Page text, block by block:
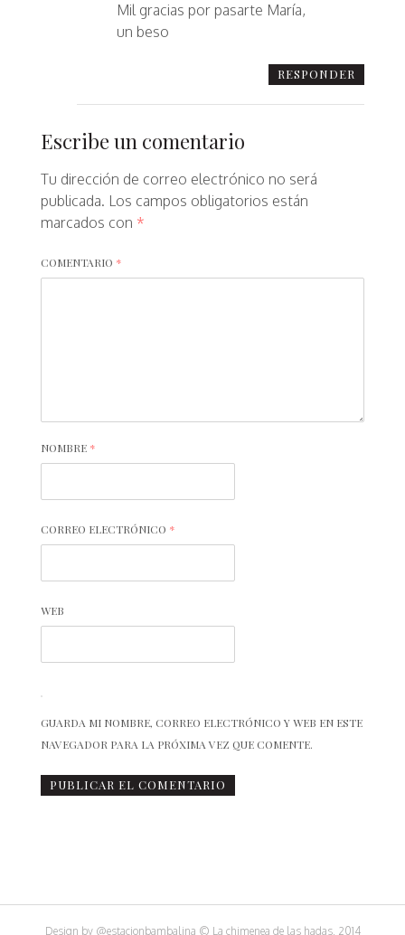
Mil gracias por pasarte María,
un beso
RESPONDER
Escribe un comentario
Tu dirección de correo electrónico no será
publicada. Los campos obligatorios están
marcados con *
COMENTARIO *
NOMBRE *
CORREO ELECTRÓNICO *
WEB
GUARDA MI NOMBRE, CORREO ELECTRÓNICO Y WEB EN ESTE
NAVEGADOR PARA LA PRÓXIMA VEZ QUE COMENTE.
Design by @estacionbambalina © La chimenea de las hadas, 2014